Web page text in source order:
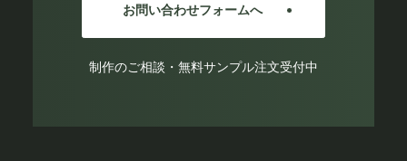
お問い合わせフォームへ
制作のご相談・無料サンプル注文受付中